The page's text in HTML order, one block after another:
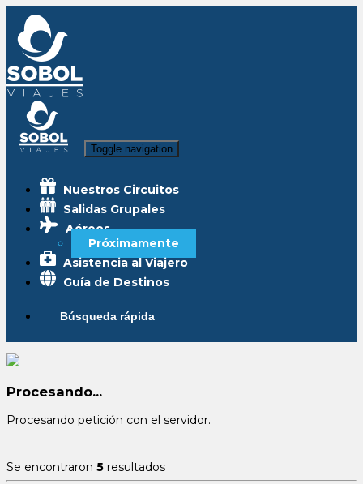
Toggle navigation
Nuestros Circuitos
Salidas Grupales
Aéreos
Próximamente
Asistencia al Viajero
Guía de Destinos
Búsqueda rápida
Procesando...
Procesando petición con el servidor.
Se encontraron 5 resultados